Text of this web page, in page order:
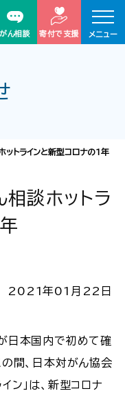
がん相談 寄付で支援 メニュー
トラインと新型コロナの1年
談ホットラ
2021年01月22日
日本国内で初めて確
間、日本対がん協会
ン」は、新型コロナ